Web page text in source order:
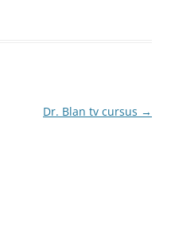
Dr. Blan tv cursus →